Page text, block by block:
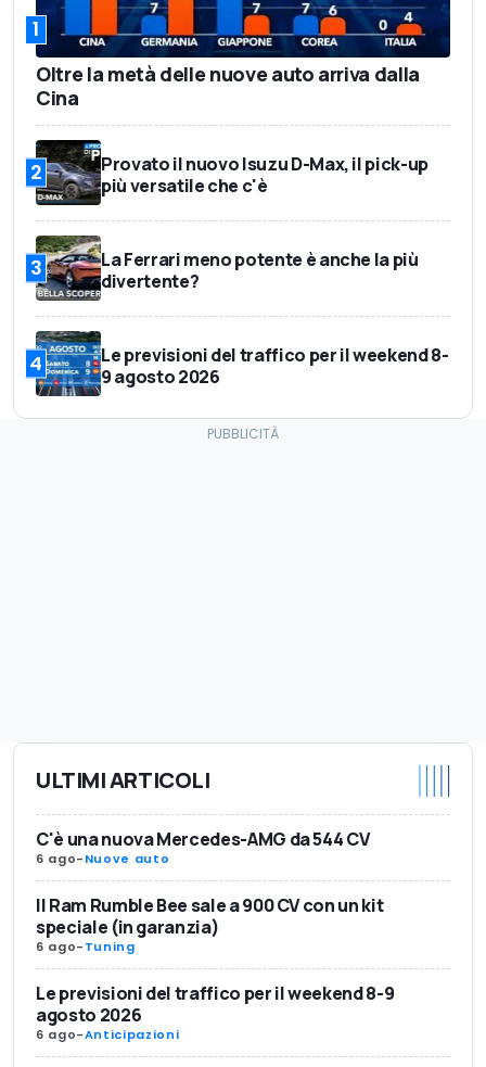
1
Oltre la metà delle nuove auto arriva dalla
Cina
2
Provato il nuovo Isuzu D-Max, il pick-up
più versatile che c'è
3
La Ferrari meno potente è anche la più
divertente?
4
Le previsioni del traffico per il weekend 8-
9 agosto 2026
ULTIMI ARTICOLI
C'è una nuova Mercedes-AMG da 544 CV
6 ago-Nuove auto
Il Ram Rumble Bee sale a 900 CV con un kit
speciale (in garanzia)
6 ago-Tuning
Le previsioni del traffico per il weekend 8-9
agosto 2026
6 ago-Anticipazioni